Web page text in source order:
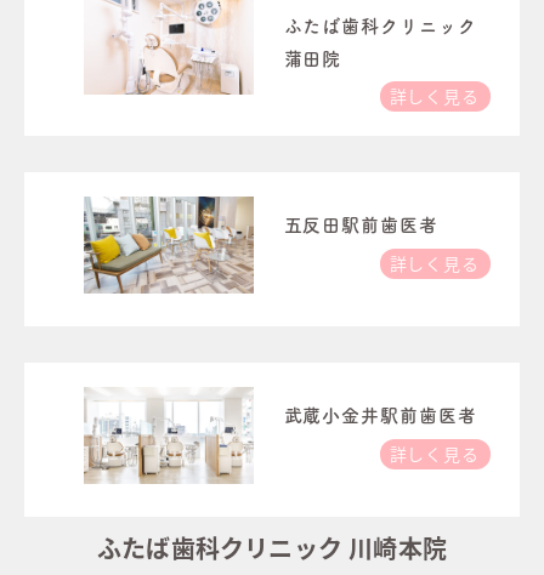
ふたば歯科クリニック
蒲田院
詳しく見る
五反田駅前歯医者
詳しく見る
武蔵小金井駅前歯医者
詳しく見る
ふたば歯科クリニック 川崎本院